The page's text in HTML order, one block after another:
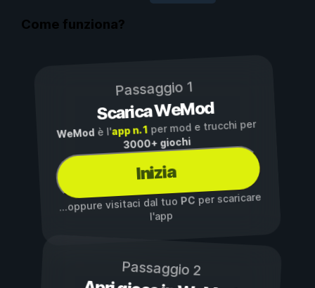
Come funziona?
Passaggio 1
Scarica WeMod
WeMod è l'app n. 1per mod e trucchi per
3000+ giochi
Inizia
...oppure visitaci dal tuoPC per scaricare
l'app
Passaggio 2